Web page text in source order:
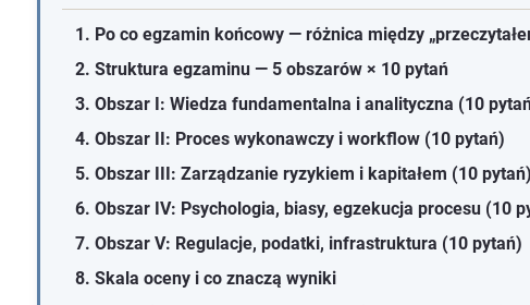
1. Po co egzamin końcowy — różnica między
2. Struktura egzaminu — 5 obszarów × 10 pytań
3. Obszar I: Wiedza fundamentalna i analityczna (10
4. Obszar II: Proces wykonawczy i workflow (10 pytań)
5. Obszar III: Zarządzanie ryzykiem i kapitałem (10 pytań)
6. Obszar IV: Psychologia, biasy, egzekucja procesu (10
7. Obszar V: Regulacje, podatki, infrastruktura (10 pytań)
8. Skala oceny i co znaczą wyniki